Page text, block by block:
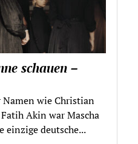
schauen –
wie Christian
Akin war Mascha
einzige deutsche...